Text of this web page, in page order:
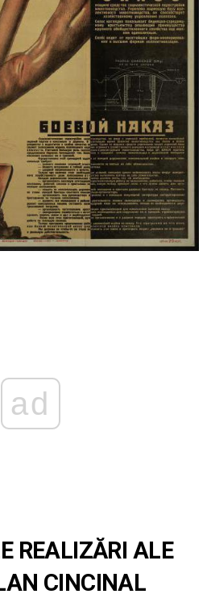
ad
REALIZĂRI ALE
CINCINAL